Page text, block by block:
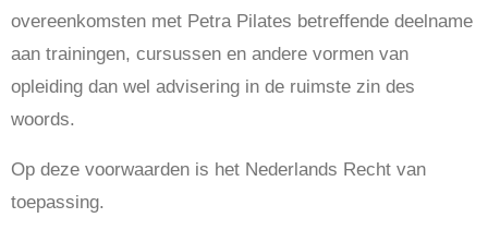
overeenkomsten met Petra Pilates betreffende deelname
aan trainingen, cursussen en andere vormen van
opleiding dan wel advisering in de ruimste zin des
woords.
Op deze voorwaarden is het Nederlands Recht van
toepassing.